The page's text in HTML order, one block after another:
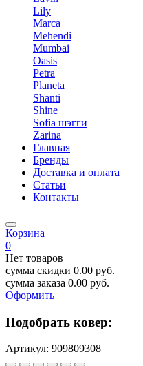
Lily
Marca
Mehendi
Mumbai
Oasis
Petra
Planeta
Shanti
Shine
Sofia шэгги
Zarina
Главная
Бренды
Доставка и оплата
Статьи
Контакты
Корзина
0
Нет товаров
сумма скидки 0.00 руб.
сумма заказа 0.00 руб.
Оформить
Подобрать ковер:
Артикул: 909809308